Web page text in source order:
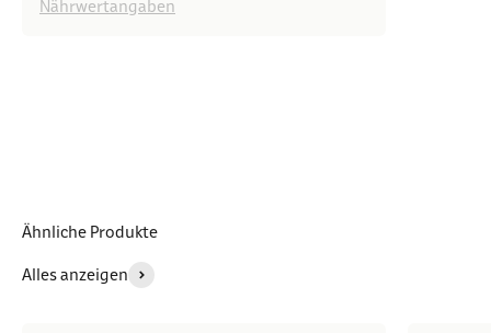
Nährwertangaben
Ähnliche Produkte
Alles anzeigen